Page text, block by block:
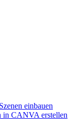
einbauen
CANVA erstellen